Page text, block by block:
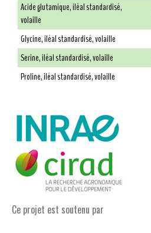
Acide glutamique, iléal standardisé,
volaille
Glycine, iléal standardisé, volaille
Serine, iléal standardisé, volaille
Proline, iléal standardisé, volaille
Ce projet est soutenu par